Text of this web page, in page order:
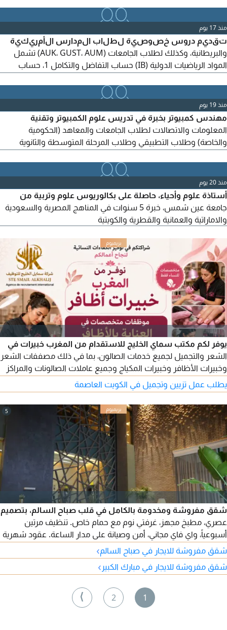
منذ 17 يوم
تقديم دروس خصوصية لطلاب المدارس الأمريكية
والبريطانية، وكذلك لطلاب الجامعات (AUK، GUST، AUM) تشمل
المواد الرياضيات الدولية (IB) حساب التفاضل والتكامل 1، حساب
منذ 19 يوم
مهندس كمبيوتر بخبرة في تدريس علوم الكمبيوتر وتقنية
المعلومات والاتصالات لطلاب الجامعات والمعاهد (الحكومية
والخاصة) وطلاب التطبيقي وطلاب المرحلة المتوسطة والثانوية
بيسك وويندوز (10 و7) ومايكروسوفت أوفيس 2016 (وورد وإكسيل
وبوربوينت وأكسيس).
منذ 20 يوم
أستاذة علوم وأحياء، حاصلة على بكالوريوس علوم وتربية من
جامعة عين شمس، خبرة 5 سنوات في المناهج المصرية والسعودية
والاماراتية والعمانية والقطرية والكويتية
يوفر لكم مكتب سماي الخليج للاستقدام من المغرب خبيرات في
الشعر والتجميل لجميع خدمات الصالون، بما في ذلك مصففات الشعر
وخبيرات الأظافر وخبيرات المكياج وجميع عاملات الصالونات والمراكز
بكفاءة عالية. للطلب، يرجى التواصل معنا عبر أرقامنا.
يطلب عمل تزيين وتجميل في الكويت العاصمة
5
شقق مفروشة ومخدومة بالكامل في قلب صباح السالم، بتصميم
عصري، مطبخ مجهز، غرفتي نوم مع حمام خاص. تنظيف مرتين
أسبوعياً، واي فاي مجاني، أمن وصيانة على مدار الساعة. عقود شهرية
وسنوية، وموقع مميز قريب من المقاهي والجيم، وقهوة مختصة عند
مدخل البناية.
شقق مفروشة للايجار في صباح السالم›
شقق مفروشة للايجار في مبارك الكبير ›
1
2
⟩